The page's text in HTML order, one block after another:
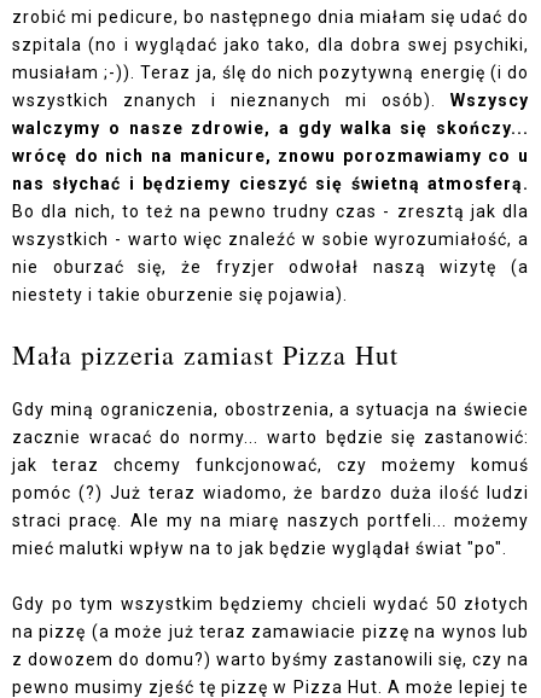
zrobić mi pedicure, bo następnego dnia miałam się udać do
szpitala (no i wyglądać jako tako, dla dobra swej psychiki,
musiałam ;-)). Teraz ja, ślę do nich pozytywną energię (i do
wszystkich znanych i nieznanych mi osób). Wszyscy
walczymy o nasze zdrowie, a gdy walka się skończy...
wrócę do nich na manicure, znowu porozmawiamy co u
nas słychać i będziemy cieszyć się świetną atmosferą.
Bo dla nich, to też na pewno trudny czas - zresztą jak dla
wszystkich - warto więc znaleźć w sobie wyrozumiałość, a
nie oburzać się, że fryzjer odwołał naszą wizytę (a
niestety i takie oburzenie się pojawia).
Mała pizzeria zamiast Pizza Hut
Gdy miną ograniczenia, obostrzenia, a sytuacja na świecie
zacznie wracać do normy... warto będzie się zastanowić:
jak teraz chcemy funkcjonować, czy możemy komuś
pomóc (?) Już teraz wiadomo, że bardzo duża ilość ludzi
straci pracę. Ale my na miarę naszych portfeli... możemy
mieć malutki wpływ na to jak będzie wyglądał świat "po".
Gdy po tym wszystkim będziemy chcieli wydać 50 złotych
na pizzę (a może już teraz zamawiacie pizzę na wynos lub
z dowozem do domu?) warto byśmy zastanowili się, czy na
pewno musimy zjeść tę pizzę w Pizza Hut. A może lepiej te